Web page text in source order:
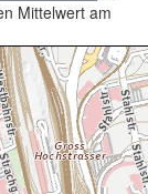
Mittelwert am